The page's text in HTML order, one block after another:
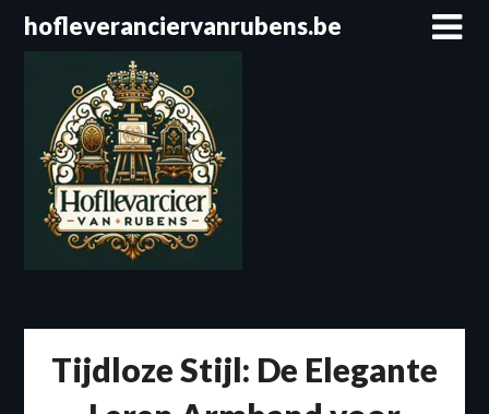
Spring
naar
hofleveranciervanrubens.be
Tijdloze Stijl: De Elegante